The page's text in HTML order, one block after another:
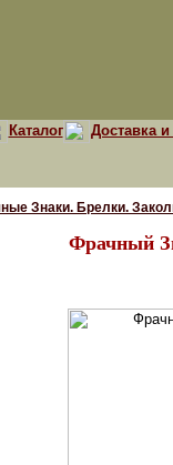
Каталог Доставка и
Знаки. Брелки.
Фрачный